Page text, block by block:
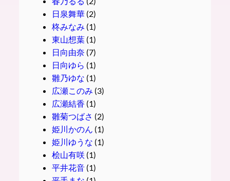
日泉舞華(2)
柊みなみ (1)
東山想葉(1)
日向由奈 (7)
日向ゆら (1)
雛乃ゆな (1)
広瀬このみ (3)
広瀬結香 (1)
雛菊つばさ (2)
姫川かのん (1)
姫川ゆうな (1)
桧山有咲(1)
平井花音(1)